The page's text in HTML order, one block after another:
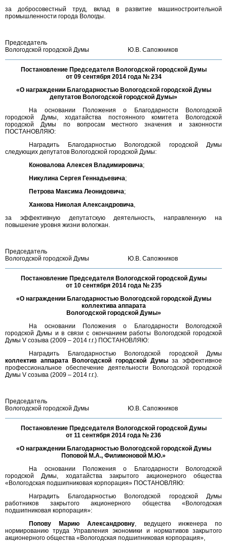
за добросовестный труд, вклад в развитие машиностроительной
промышленности города Вологды.
Председатель
Вологодской городской Думы
Ю.В. Сапожников
Постановление Председателя Вологодской городской Думы
от 09 сентября 2014 года № 234
«О награждении Благодарностью Вологодской городской Думы
депутатов Вологодской городской Думы»
На основании Положения о Благодарности Вологодской
городской Думы, ходатайства постоянного комитета Вологодской
городской Думы по вопросам местного значения и законности
ПОСТАНОВЛЯЮ:
Наградить Благодарностью Вологодской городской Думы
следующих депутатов Вологодской городской Думы:
Коновалова Алексея Владимировича;
Никулина Сергея Геннадьевича;
Петрова Максима Леонидовича;
Ханкова Николая Александровича,
за эффективную депутатскую деятельность, направленную на
повышение уровня жизни вологжан.
Председатель
Вологодской городской Думы
Ю.В. Сапожников
Постановление Председателя Вологодской городской Думы
от 10 сентября 2014 года № 235
«О награждении Благодарностью Вологодской городской Думы
коллектива аппарата
Вологодской городской Думы»
На основании Положения о Благодарности Вологодской
городской Думы и в связи с окончанием работы Вологодской городской
Думы V созыва (2009 – 2014 г.г.) ПОСТАНОВЛЯЮ:
Наградить Благодарностью Вологодской городской Думы
коллектив аппарата Вологодской городской Думыза эффективное
профессиональное обеспечение деятельности Вологодской городской
Думы V созыва (2009 – 2014 г.г.).
Председатель
Вологодской городской Думы
Ю.В. Сапожников
Постановление Председателя Вологодской городской Думы
от 11 сентября 2014 года № 236
«О награждении Благодарностью Вологодской городской Думы
Поповой М.А., Филимоновой М.Ю.»
На основании Положения о Благодарности Вологодской
городской Думы, ходатайства закрытого акционерного общества
«Вологодская подшипниковая корпорация» ПОСТАНОВЛЯЮ:
Наградить Благодарностью Вологодской городской Думы
работников закрытого акционерного общества «Вологодская
подшипниковая корпорация»:
Попову Марию Александровну, ведущего инженера по
нормированию труда Управления экономики и нормативов закрытого
акционерного общества «Вологодская подшипниковая корпорация»,